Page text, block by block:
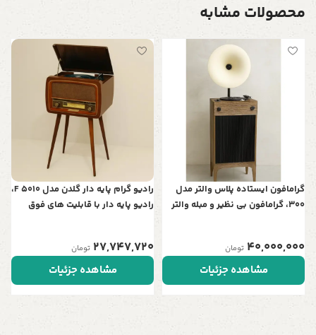
محصولات مشابه
گرامافون ایستاده پلاس والتر مدل
300، گرامافون بی نظیر و مبله والتر
فلز آبکاری، رنگ کرم
40,000,000 تومان
مشاهده جزئیات
رادیو گرام پایه دار گلدن مدل F 5010،
رادیو پایه دار با قابلیت های فوق
Micro SD و ریموت کنترل
27,747,720 تومان
مشاهده جزئیات